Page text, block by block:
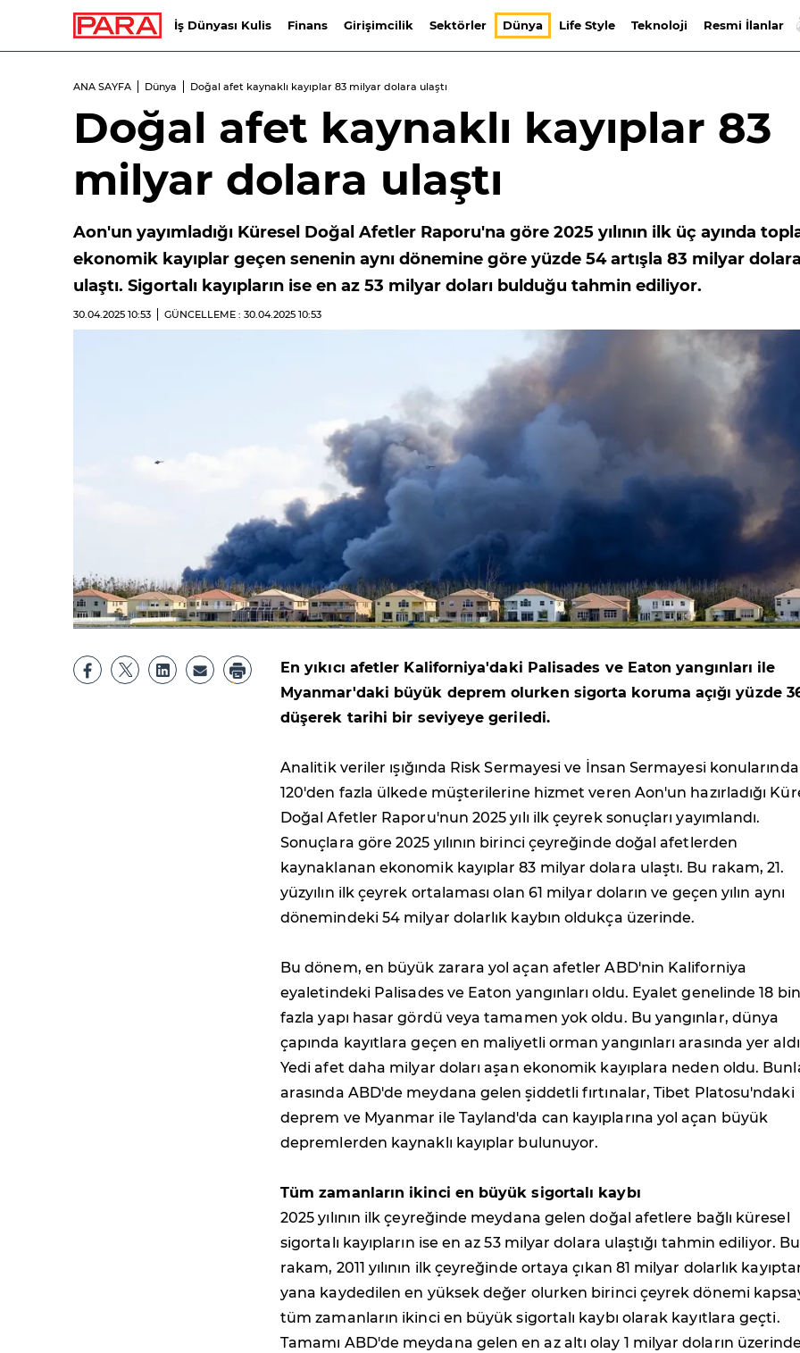
İş Dünyası Kulis Finans Girişimcilik Sektörler Dünya Life Style Teknoloji Resmi İlanlar
ANA SAYFA Dünya Doğal afet kaynaklı kayıplar 83 milyar dolara ulaştı
Doğal afet kaynaklı kayıplar 83
milyar dolara ulaştı
Aon'un yayımladığı Küresel Doğal Afetler Raporu'na göre 2025 yılının ilk üç ayında
ekonomik kayıplar geçen senenin aynı dönemine göre yüzde 54 artışla 83 milyar dolara
ulaştı. Sigortalı kayıpların ise en az 53 milyar doları bulduğu tahmin ediliyor.
30.04.2025 10:53 GÜNCELLEME : 30.04.2025 10:53
En yıkıcı afetler Kaliforniya'daki Palisades ve Eaton yangınları ile
Myanmar'daki büyük deprem olurken sigorta koruma açığı yüzde
düşerek tarihi bir seviyeye geriledi.
Analitik veriler ışığında Risk Sermayesi ve İnsan Sermayesi konularında
120'den fazla ülkede müşterilerine hizmet veren Aon'un hazırladığı
Doğal Afetler Raporu'nun 2025 yılı ilk çeyrek sonuçları yayımlandı.
Sonuçlara göre 2025 yılının birinci çeyreğinde doğal afetlerden
kaynaklanan ekonomik kayıplar 83 milyar dolara ulaştı. Bu rakam, 21.
yüzyılın ilk çeyrek ortalaması olan 61 milyar doların ve geçen yılın aynı
dönemindeki 54 milyar dolarlık kaybın oldukça üzerinde.
Bu dönem, en büyük zarara yol açan afetler ABD'nin Kaliforniya
eyaletindeki Palisades ve Eaton yangınları oldu. Eyalet genelinde 18
fazla yapı hasar gördü veya tamamen yok oldu. Bu yangınlar, dünya
çapında kayıtlara geçen en maliyetli orman yangınları arasında yer
Yedi afet daha milyar doları aşan ekonomik kayıplara neden oldu.
arasında ABD'de meydana gelen şiddetli fırtınalar, Tibet Platosu'ndaki
deprem ve Myanmar ile Tayland'da can kayıplarına yol açan büyük
depremlerden kaynaklı kayıplar bulunuyor.
Tüm zamanların ikinci en büyük sigortalı kaybı
2025 yılının ilk çeyreğinde meydana gelen doğal afetlere bağlı küresel
sigortalı kayıpların ise en az 53 milyar dolara ulaştığı tahmin ediliyor. Bu
rakam, 2011 yılının ilk çeyreğinde ortaya çıkan 81 milyar dolarlık
yana kaydedilen en yüksek değer olurken birinci çeyrek dönemi
tüm zamanların ikinci en büyük sigortalı kaybı olarak kayıtlara geçti.
Tamamı ABD'de meydana gelen en az altı olay 1 milyar doların üzerinde